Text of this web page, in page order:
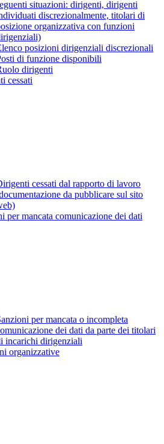
situazioni: dirigenti, dirigenti
discrezionalmente, titolari di
organizzativa con funzioni
posizioni dirigenziali discrezionali
di funzione disponibili
dirigenti
cessati
cessati dal rapporto di lavoro
da pubblicare sul sito
per mancata comunicazione dei dati
per mancata o incompleta
dei dati da parte dei titolari
incarichi dirigenziali
organizzative